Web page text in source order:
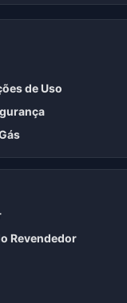
de Uso
Revendedor